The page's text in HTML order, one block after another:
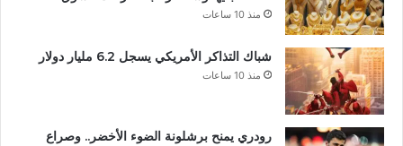
منذ 10 ساعات
شباك التذاكر الأمريكي يسجل 6.2 مليار دولار
منذ 10 ساعات
رودري يمنح برشلونة الضوء الأخضر.. وصراع